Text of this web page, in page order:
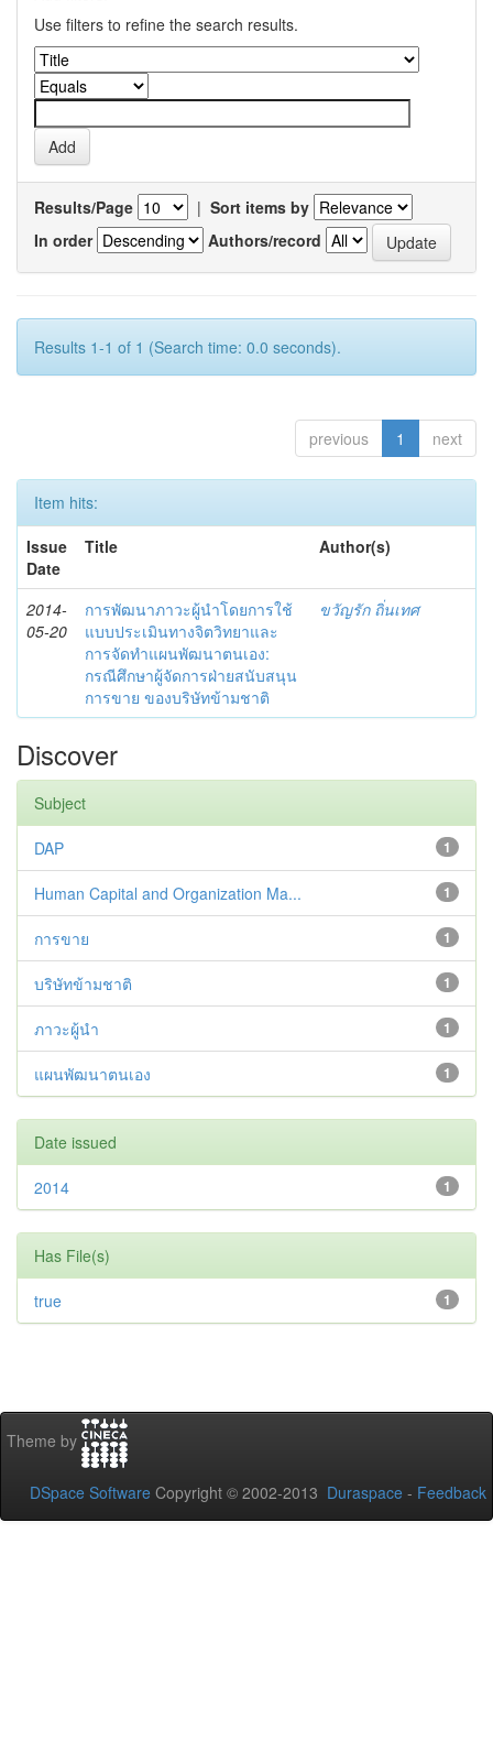
Use filters to refine the search results.
Results/Page | Sort items by
In order
Authors/record
Results 1-1 of 1 (Search time: 0.0 seconds).
previous 1 next
Item hits:
Issue
Date
Title Author(s)
2014-
05-20
การพัฒนาภาวะผู้นำโดยการใช้
แบบประเมินทางจิตวิทยาและ
การจัดทำแผนพัฒนาตนเอง:
กรณีศึกษาผู้จัดการฝ่ายสนับสนุน
การขาย ของบริษัทข้ามชาติ
ขวัญรัก ถิ่นเทศ
Discover
Subject
1
DAP
1
Human Capital and Organization Ma...
1
การขาย
1
บริษัทข้ามชาติ
1
ภาวะผู้นำ
1
แผนพัฒนาตนเอง
Date issued
1
2014
Has File(s)
1
true
Theme by
DSpace Software Copyright © 2002-2013 Duraspace - Feedback